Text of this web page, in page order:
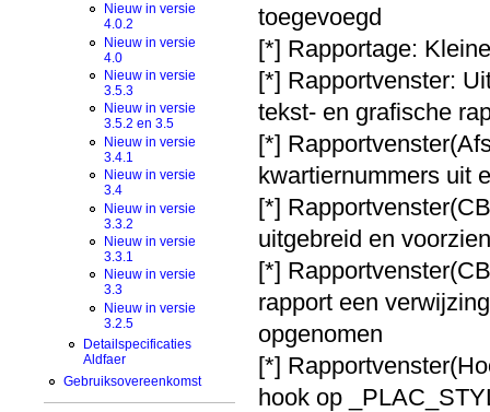
Nieuw in versie
4.0.2
Nieuw in versie
4.0
Nieuw in versie
3.5.3
Nieuw in versie
3.5.2 en 3.5
Nieuw in versie
3.4.1
Nieuw in versie
3.4
Nieuw in versie
3.3.2
Nieuw in versie
3.3.1
Nieuw in versie
3.3
Nieuw in versie
3.2.5
Detailspecificaties
Aldfaer
Gebruiksovereenkomst
toegevoegd
[*] Rapportage:
[*] Rapportvenster:
tekst- en grafische
[*]
kwartiernummers uit
[*]
uitgebreid en
[*]
rapport een
opgenomen
[*]
hook op